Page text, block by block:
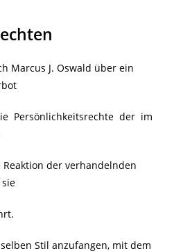
Marcus J. Oswald über ein
Persönlichkeitsrechte der im
der verhandelnden
Stil anzufangen, mit dem